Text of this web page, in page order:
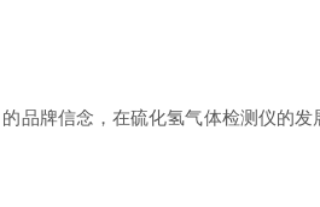
品牌信念，在硫化氢气体检测仪的发